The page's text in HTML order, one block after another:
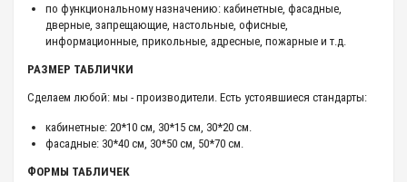
по функциональному назначению: кабинетные, фасадные,
дверные, запрещающие, настольные, офисные,
информационные, прикольные, адресные, пожарные и т.д.
РАЗМЕР ТАБЛИЧКИ
Сделаем любой: мы - производители. Есть устоявшиеся стандарты:
кабинетные: 20*10 см, 30*15 см, 30*20 см.
фасадные: 30*40 см, 30*50 см, 50*70 см.
ФОРМЫ ТАБЛИЧЕК